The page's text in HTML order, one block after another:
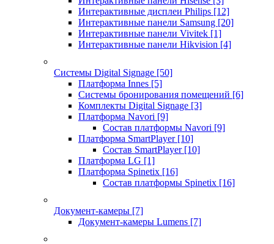
Интерактивные дисплеи Philips [12]
Интерактивные панели Samsung [20]
Интерактивные панели Vivitek [1]
Интерактивные панели Hikvision [4]
Системы Digital Signage [50]
Платформа Innes [5]
Системы бронирования помещений [6]
Комплекты Digital Signage [3]
Платформа Navori [9]
Состав платформы Navori [9]
Платформа SmartPlayer [10]
Состав SmartPlayer [10]
Платформа LG [1]
Платформа Spinetix [16]
Состав платформы Spinetix [16]
Документ-камеры [7]
Документ-камеры Lumens [7]